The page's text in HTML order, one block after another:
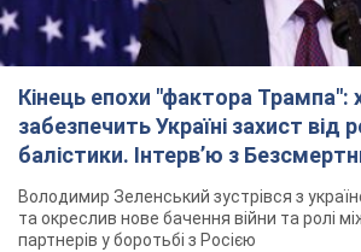
Кінець епохи "фактора Трампа":
забезпечить Україні захист від
балістики. Інтерв’ю з
Володимир Зеленський зустрівся з
та окреслив нове бачення війни та ролі
партнерів у боротьбі з Росією